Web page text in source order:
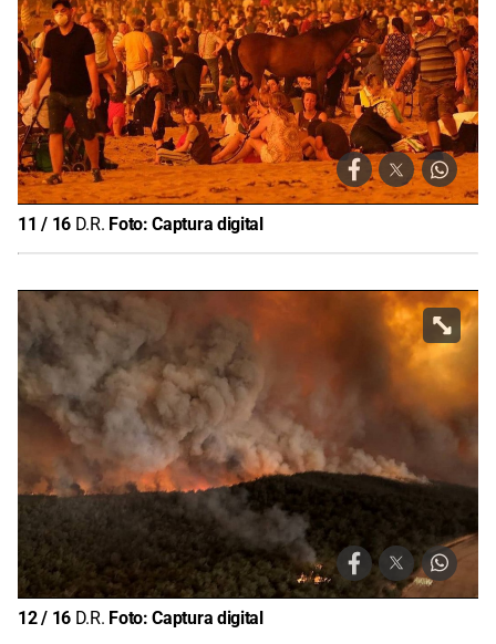
11 / 16 D.R. Foto:Captura digital
12/ 16 D.R. Foto:Captura digital